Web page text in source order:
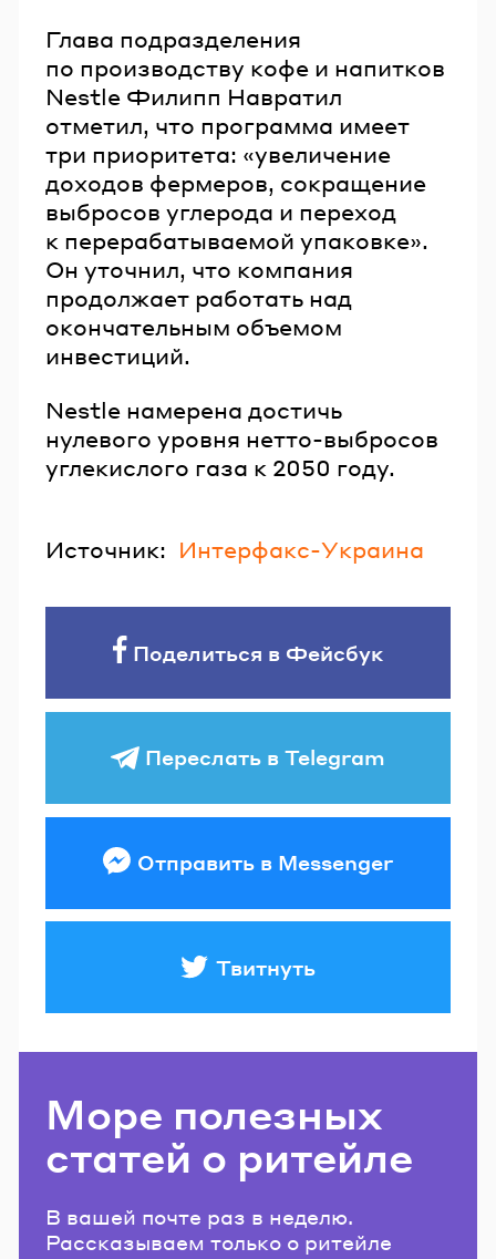
Глава подразделения
по производству кофе и напитков
Nestle Филипп Навратил
отметил, что программа имеет
три приоритета: «увеличение
доходов фермеров, сокращение
выбросов углерода и переход
к перерабатываемой упаковке».
Он уточнил, что компания
продолжает работать над
окончательным объемом
инвестиций.
Nestle намерена достичь
нулевого уровня нетто-выбросов
углекислого газа к 2050 году.
Источник: Интерфакс-Украина
Поделиться в Фейсбук
Переслать в Telegram
Отправить в Messenger
Твитнуть
Море полезных
статей о ритейле
В вашей почте раз в неделю.
Рассказываем только о ритейле